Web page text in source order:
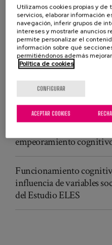
PUBLICACIONES
Constructive apraxia
and alzheimer's disease
Multitouch Screen
El papel del desempeño
empeoramiento
Funcionamiento
influencia de variables
del Estudio ELES
Utilizamos cookies propias y de
servicios, elaborar información
navegación, inferir grupos de
intereses y mostrarle anuncios
permite personalizar el
información sobre qué
permitiéndonos además
Política de cookies
CONFIGURAR
ACEPTAR COOKIES